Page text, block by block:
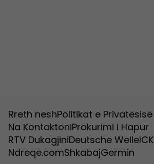
Rreth neshPolitikat e Privatësisë
Na KontaktoniProkurimi i Hapur
RTV DukagjiniDeutsche WelleICK
Ndreqe.comShkabajGermin